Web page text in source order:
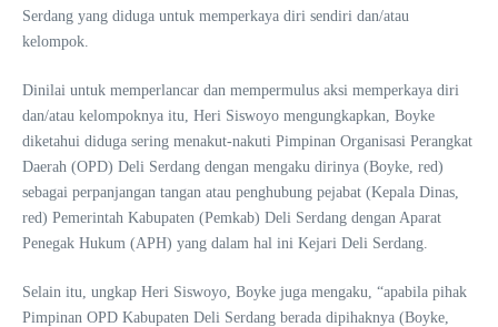
Serdang yang diduga untuk memperkaya diri sendiri dan/atau
kelompok.
Dinilai untuk memperlancar dan mempermulus aksi memperkaya diri
dan/atau kelompoknya itu, Heri Siswoyo mengungkapkan, Boyke
diketahui diduga sering menakut-nakuti Pimpinan Organisasi Perangkat
Daerah (OPD) Deli Serdang dengan mengaku dirinya (Boyke, red)
sebagai perpanjangan tangan atau penghubung pejabat (Kepala Dinas,
red) Pemerintah Kabupaten (Pemkab) Deli Serdang dengan Aparat
Penegak Hukum (APH) yang dalam hal ini Kejari Deli Serdang.
Selain itu, ungkap Heri Siswoyo, Boyke juga mengaku, “apabila pihak
Pimpinan OPD Kabupaten Deli Serdang berada dipihaknya (Boyke,